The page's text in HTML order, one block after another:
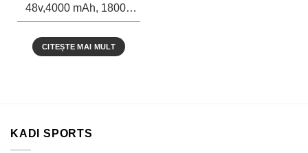
48v,4000 mAh, 18000
RPM
CITEȘTE MAI MULT
KADI SPORTS